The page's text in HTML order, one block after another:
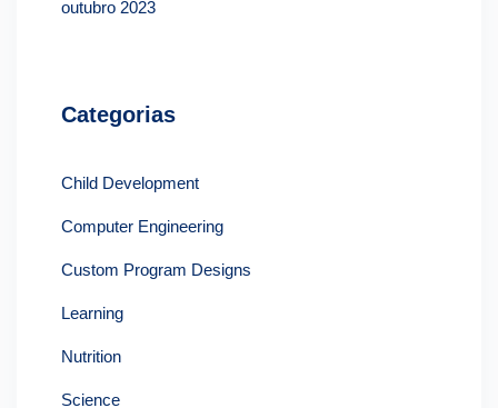
outubro 2023
Categorias
Child Development
Computer Engineering
Custom Program Designs
Learning
Nutrition
Science